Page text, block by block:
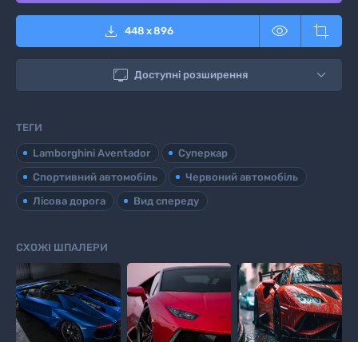
 448 x896  
 Доступні розширення
ТЕГИ
Lamborghini Aventador
Суперкар
Спортивний автомобіль
Червоний автомобіль
Лісова дорога
Вид спереду
СХОЖІ ШПАЛЕРИ